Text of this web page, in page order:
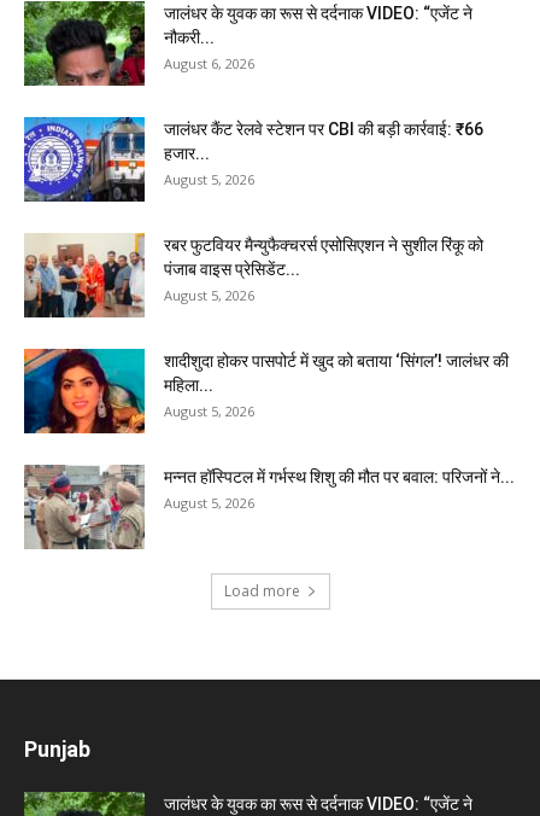
जालंधर के युवक का रूस से दर्दनाक VIDEO: “एजेंट ने
नौकरी...
August 6, 2026
जालंधर कैंट रेलवे स्टेशन पर CBI की बड़ी कार्रवाई: ₹66
हजार...
August 5, 2026
रबर फुटवियर मैन्युफैक्चरर्स एसोसिएशन ने सुशील रिंकू को
पंजाब वाइस प्रेसिडेंट...
August 5, 2026
शादीशुदा होकर पासपोर्ट में खुद को बताया ‘सिंगल’! जालंधर की
महिला...
August 5, 2026
मन्नत हॉस्पिटल में गर्भस्थ शिशु की मौत पर बवाल: परिजनों ने...
August 5, 2026
Load more
Punjab
जालंधर के युवक का रूस से दर्दनाक VIDEO: “एजेंट ने